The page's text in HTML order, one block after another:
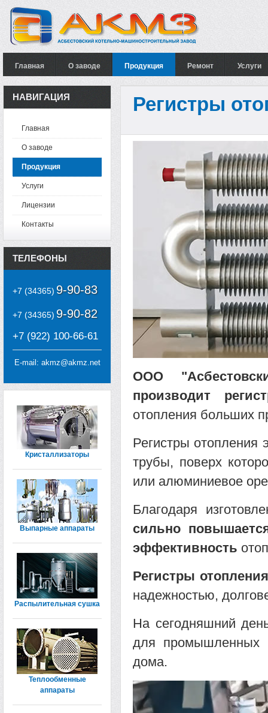
Главная О заводе Продукция Ремонт Услуги
Регистры
ООО
производит
отопления больших
Регистры отопления
трубы, поверх
или алюминиевое
Благодаря
сильно
эффективность
Регистры
надежностью,
На сегодняшний
для промышленных
дома.
НАВИГАЦИЯ
Главная
О заводе
Продукция
Услуги
Лицензии
Контакты
ТЕЛЕФОНЫ
+7 (34365) 9-90-83
+7 (34365) 9-90-82
+7 (922) 100-66-61
E-mail: akmz@akmz.net
Кристаллизаторы
Выпарные аппараты
Распылительная сушка
Теплообменные
аппараты